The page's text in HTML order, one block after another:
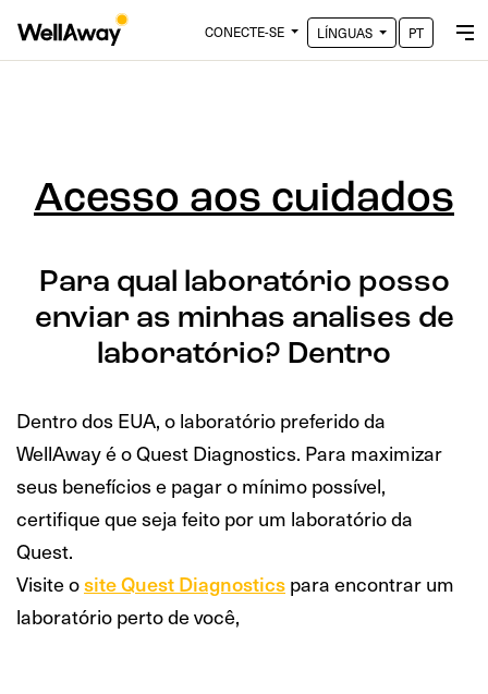
CONECTE-SE LÍNGUAS PT
Acesso aos cuidados
Para qual laboratório posso
enviar as minhas analises de
laboratório? Dentro
Dentro dos EUA, o laboratório preferido da
WellAway é o Quest Diagnostics. Para maximizar
seus benefícios e pagar o mínimo possível,
certifique que seja feito por um laboratório da
Quest.
Visite osite Quest Diagnosticspara encontrar um
laboratório perto de você,